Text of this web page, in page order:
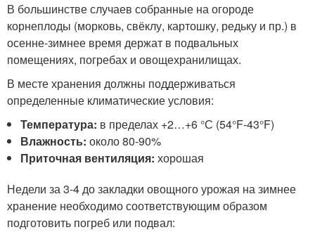
В большинстве случаев собранные на огороде
корнеплоды (морковь, свёклу, картошку, редьку и пр.) в
осенне-зимнее время держат в подвальных
помещениях, погребах и овощехранилищах.
В месте хранения должны поддерживаться
определенные климатические условия:
Температура: в пределах +2…+6 °С (54°F-43°F)
Влажность: около 80-90%
Приточная вентиляция: хорошая
Недели за 3-4 до закладки овощного урожая на зимнее
хранение необходимо соответствующим образом
подготовить погреб или подвал: